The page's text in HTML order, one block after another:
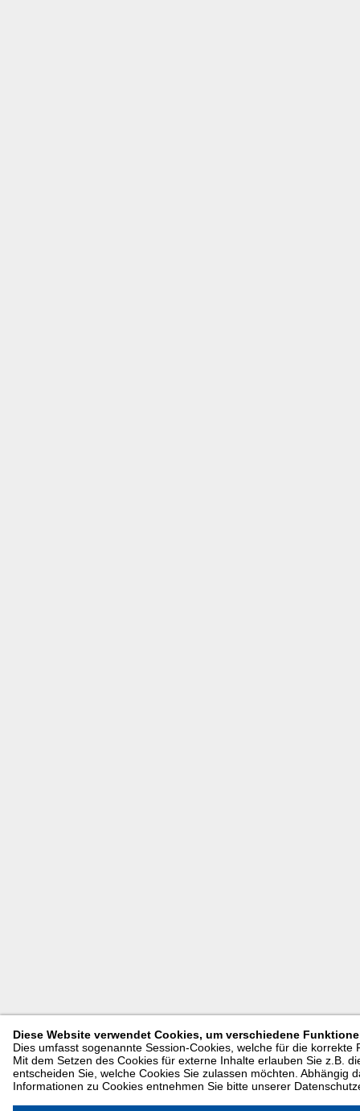
Diese Website verwendet Cookies, um verschiedene
Dies umfasst sogenannte Session-Cookies, welche für die
Mit dem Setzen des Cookies für externe Inhalte erlauben Sie z.B.
entscheiden Sie, welche Cookies Sie zulassen möchten.
Informationen zu Cookies entnehmen Sie bitte unserer